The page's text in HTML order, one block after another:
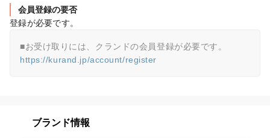
会員登録の要否
登録が必要です。
https://kurand.jp/account/register
ブランド情報